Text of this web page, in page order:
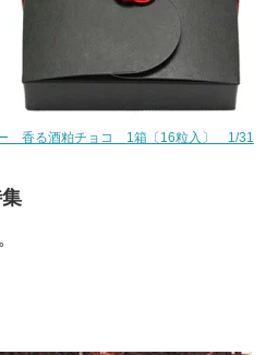
ー 香る酒粕チョコ 1箱〔16粒入〕 1/31